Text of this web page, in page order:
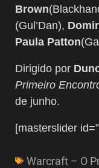
Brown
(Gul’Dan),
Paula Patton
Dirigido por
Primeiro
de junho.
[masterslider
Warcraft – O